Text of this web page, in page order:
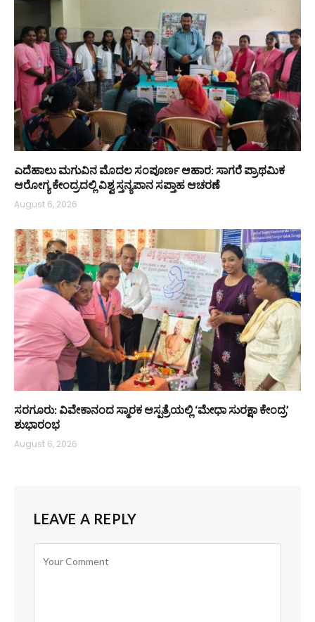
ಎದೆಹಾಲು ಮಗುವಿನ ಮೊದಲ ಸಂಪೂರ್ಣ ಆಹಾರ: ಸಾಗರೆ ಪ್ರಾಥಮಿಕ
ಆರೋಗ್ಯ ಕೇಂದ್ರದಲ್ಲಿ ವಿಶ್ವ ಸ್ತನ್ಯಪಾನ ಸಪ್ತಾಹ ಆಚರಣೆ
August 6, 2026
ಸರಗೂರು: ವಿವೇಕಾನಂದ ಸ್ಮಾರಕ ಆಸ್ಪತ್ರೆಯಲ್ಲಿ ‘ಮೇಧಾ ಸುರಕ್ಷಾ ಕೇಂದ್ರ’
ಶುಭಾರಂಭ
August 6, 2026
LEAVE A REPLY